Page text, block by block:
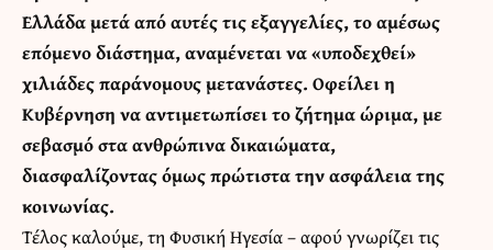
Ελλάδα μετά από αυτές τις εξαγγελίες, το αμέσως
επόμενο διάστημα, αναμένεται να «υποδεχθεί»
χιλιάδες παράνομους μετανάστες. Οφείλει η
Κυβέρνηση να αντιμετωπίσει το ζήτημα ώριμα, με
σεβασμό στα ανθρώπινα δικαιώματα,
διασφαλίζοντας όμως πρώτιστα την ασφάλεια της
κοινωνίας.
Τέλος καλούμε, τη Φυσική Ηγεσία – αφού γνωρίζει τις